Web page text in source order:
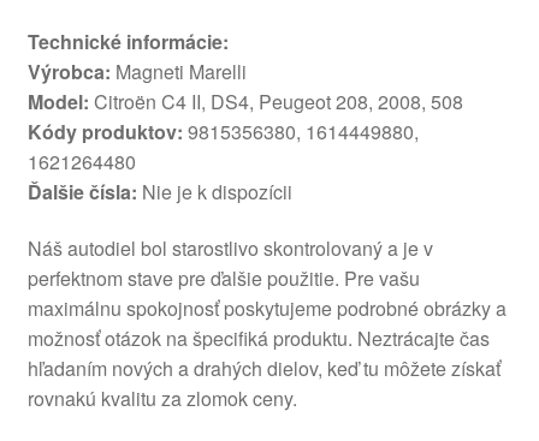
Technické informácie:
Výrobca: Magneti Marelli
Model: Citroën C4 II, DS4, Peugeot 208, 2008, 508
Kódy produktov: 9815356380, 1614449880,
1621264480
Ďalšie čísla: Nie je k dispozícii
Náš autodiel bol starostlivo skontrolovaný a je v
perfektnom stave pre ďalšie použitie. Pre vašu
maximálnu spokojnosť poskytujeme podrobné obrázky a
možnosť otázok na špecifiká produktu. Neztrácajte čas
hľadaním nových a drahých dielov, keď tu môžete získať
rovnakú kvalitu za zlomok ceny.